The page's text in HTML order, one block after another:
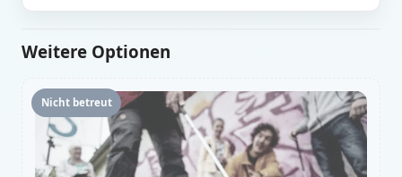
Weitere Optionen
Nicht betreut